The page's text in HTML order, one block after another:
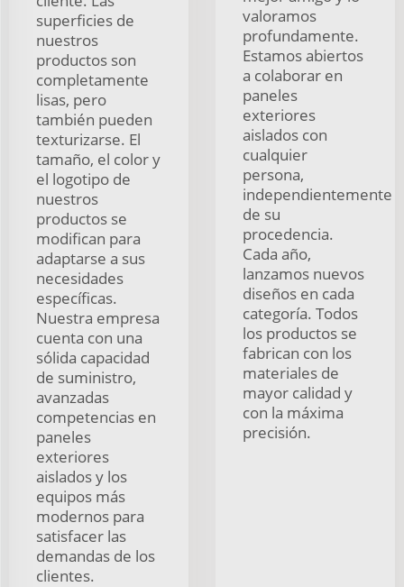
superficies de
nuestros
productos son
completamente
lisas, pero
también pueden
texturizarse. El
tamaño, el color y
el logotipo de
nuestros
productos se
modifican para
adaptarse a sus
necesidades
específicas.
Nuestra empresa
cuenta con una
sólida capacidad
de suministro,
avanzadas
competencias en
paneles
exteriores
aislados y los
equipos más
modernos para
satisfacer las
demandas de los
clientes.
valoramos
profundamente.
Estamos abiertos
a colaborar en
paneles
exteriores
aislados con
cualquier
persona,
independientemente
de su
procedencia.
Cada año,
lanzamos nuevos
diseños en cada
categoría. Todos
los productos se
fabrican con los
materiales de
mayor calidad y
con la máxima
precisión.